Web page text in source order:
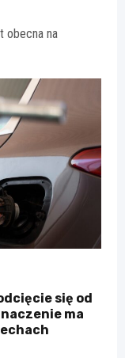
obecna na
się od
ma